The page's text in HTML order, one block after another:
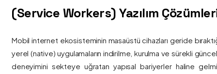
(Service Workers) Yazılım
Mobil internet ekosisteminin masaüstü cihazları geride
yerel (native) uygulamaların indirilme, kurulma ve sürekli
deneyimini sekteye uğratan yapısal bariyerler haline